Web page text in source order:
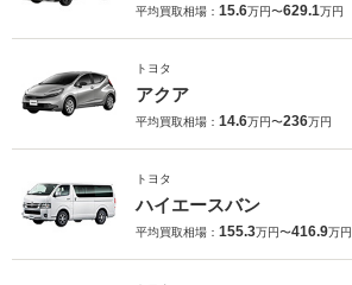
平均買取相場： 15.6万円〜629.1万円
トヨタ
アクア
平均買取相場： 14.6万円〜236万円
トヨタ
ハイエースバン
平均買取相場： 155.3万円〜416.9万円